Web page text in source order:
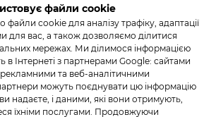
Політика
конфіденційності
ДО НАС У СОЦМЕРЕЖАХ
файли cookie
cookie для аналізу трафіку, адаптації
для вас, а також дозволяємо ділитися
мережах. Ми ділимося інформацією
в Інтернеті з партнерами Google: сайтами
та веб-аналітичними
можуть поєднувати цю інформацію
надаєте, і даними, які вони отримують,
їхніми послугами. Продовжуючи